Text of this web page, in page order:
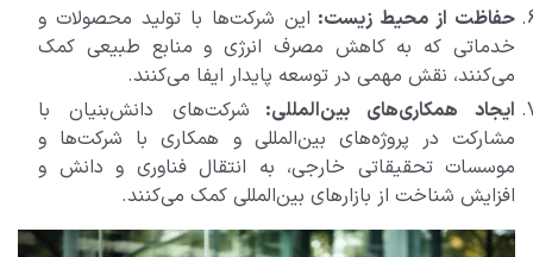
حفاظت از محیط زیست: این شرکت‌ها با تولید محصولات و
خدماتی که به کاهش مصرف انرژی و منابع طبیعی کمک
می‌کنند، نقش مهمی در توسعه پایدار ایفا می‌کنند.
ایجاد همکاری‌های بین‌المللی: شرکت‌های دانش‌بنیان با
مشارکت در پروژه‌های بین‌المللی و همکاری با شرکت‌ها و
موسسات تحقیقاتی خارجی، به انتقال فناوری و دانش و
افزایش شناخت از بازارهای بین‌المللی کمک می‌کنند.